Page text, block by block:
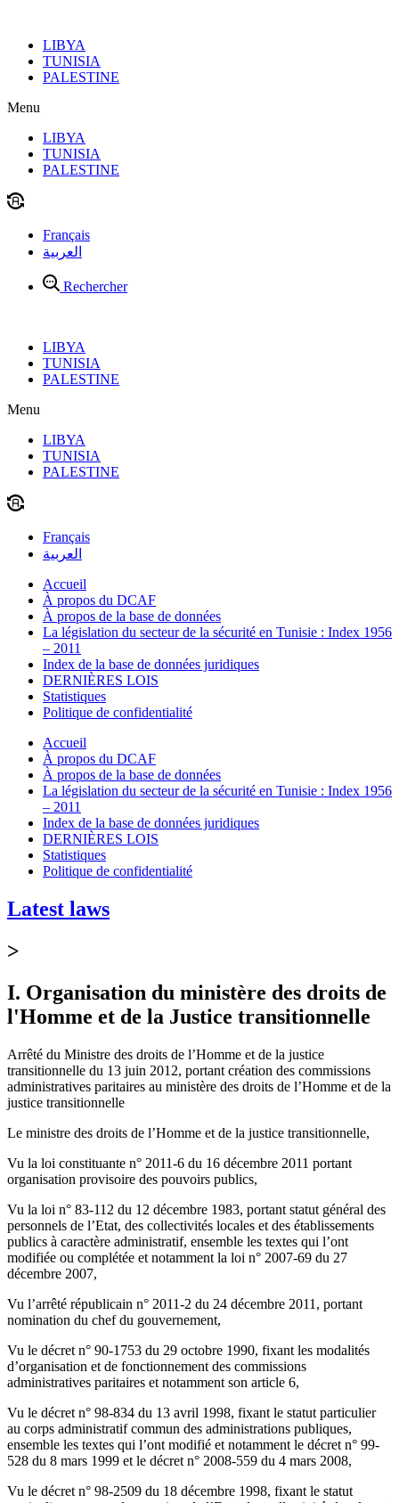
contenuLIBYA
TUNISIA
PALESTINE
Menu
LIBYA
TUNISIA
PALESTINE
Français
العربية
Rechercher
LIBYA
TUNISIA
PALESTINE
Menu
LIBYA
TUNISIA
PALESTINE
Français
العربية
Accueil
À propos du DCAF
À propos de la base de données
La législation du secteur de la sécurité en Tunisie : Index 1956
– 2011
Index de la base de données juridiques
DERNIÈRES LOIS
Statistiques
Politique de confidentialité
Accueil
À propos du DCAF
À propos de la base de données
La législation du secteur de la sécurité en Tunisie : Index 1956
– 2011
Index de la base de données juridiques
DERNIÈRES LOIS
Statistiques
Politique de confidentialité
Latest laws
>
I. Organisation du ministère des droits de
l'Homme et de la Justice transitionnelle
Arrêté du Ministre des droits de l’Homme et de la justice
transitionnelle du 13 juin 2012, portant création des commissions
administratives paritaires au ministère des droits de l’Homme et de la
justice transitionnelle
Le ministre des droits de l’Homme et de la justice transitionnelle,
Vu la loi constituante n° 2011-6 du 16 décembre 2011 portant
organisation provisoire des pouvoirs publics,
Vu la loi n° 83-112 du 12 décembre 1983, portant statut général des
personnels de l’Etat, des collectivités locales et des établissements
publics à caractère administratif, ensemble les textes qui l’ont
modifiée ou complétée et notamment la loi n° 2007-69 du 27
décembre 2007,
Vu l’arrêté républicain n° 2011-2 du 24 décembre 2011, portant
nomination du chef du gouvernement,
Vu le décret n° 90-1753 du 29 octobre 1990, fixant les modalités
d’organisation et de fonctionnement des commissions
administratives paritaires et notamment son article 6,
Vu le décret n° 98-834 du 13 avril 1998, fixant le statut particulier
au corps administratif commun des administrations publiques,
ensemble les textes qui l’ont modifié et notamment le décret n° 99-
528 du 8 mars 1999 et le décret n° 2008-559 du 4 mars 2008,
Vu le décret n° 98-2509 du 18 décembre 1998, fixant le statut